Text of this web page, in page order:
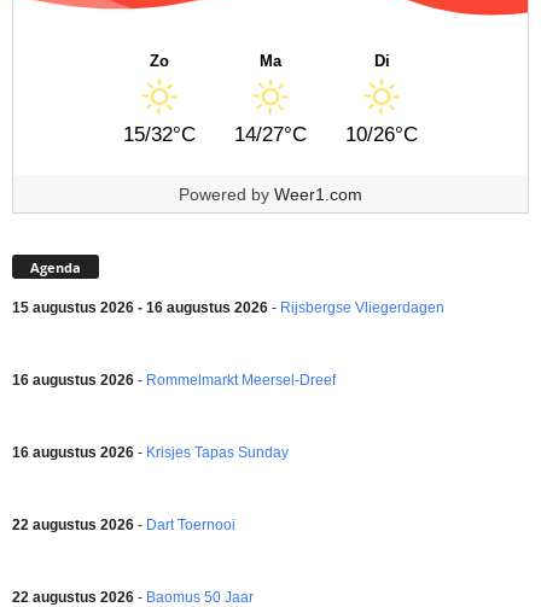
Zo
15/32°C
Ma
14/27°C
Di
10/26°C
Powered by Weer1.com
Agenda
15 augustus 2026 - 16 augustus 2026 - Rijsbergse Vliegerdagen
16 augustus 2026 - Rommelmarkt Meersel-Dreef
16 augustus 2026 - Krisjes Tapas Sunday
22 augustus 2026 - Dart Toernooi
22 augustus 2026 - Baomus 50 Jaar